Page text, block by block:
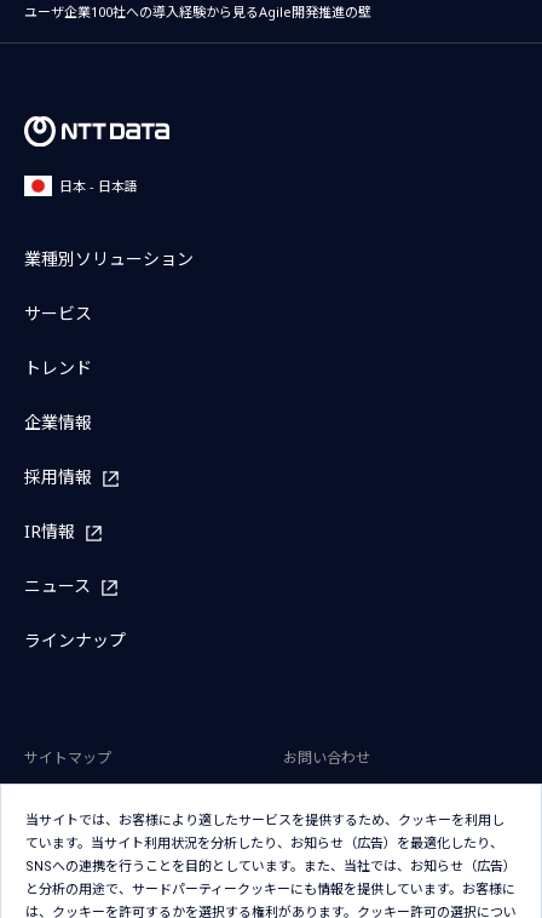
ユーザ企業100社への導入経験から見るAgile開発推進の壁
日本 - 日本語
業種別ソリューション
サービス
トレンド
企業情報
採用情報
IR情報
ニュース
ラインナップ
サイトマップ
お問い合わせ
アクセシビリティポリシー
クッキー（Cookie）ポリシー
クッキー（Cookie）プリファレン
ス
当サイトでは、お客様により適したサービスを提供するため、クッキーを利用し
ています。当サイト利用状況を分析したり、お知らせ（広告）を最適化したり、
SNSへの連携を行うことを目的としています。また、当社では、お知らせ（広告）
と分析の用途で、サードパーティークッキーにも情報を提供しています。お客様に
は、クッキーを許可するかを選択する権利があります。クッキー許可の選択につい